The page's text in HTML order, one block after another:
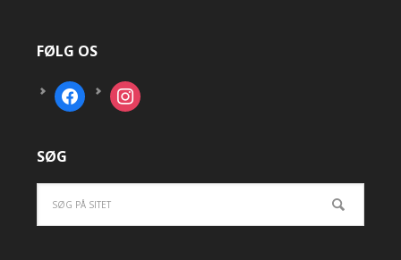
FØLG OS
facebook instagram
SØG